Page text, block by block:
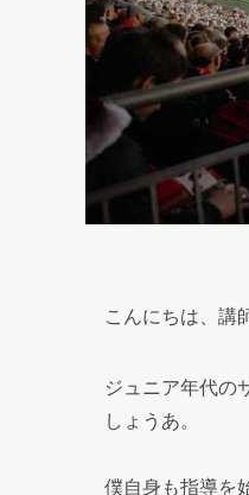
こんにちは、講
ジュニア年代の
しょうあ。
僕自身も指導を